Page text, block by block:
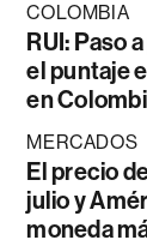
COLOMBIA
RUI: Paso
el puntaje
en
MERCADOS
El precio
julio y
moneda